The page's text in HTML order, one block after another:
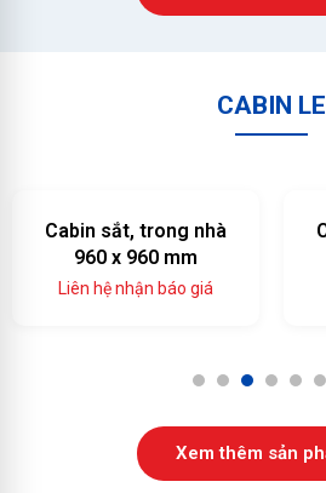
CABIN
Cabin sắt, trong nhà
960 x 960 mm
Liên hệ nhận báo giá
1 2 3 4 5 6
Xem thêm sản